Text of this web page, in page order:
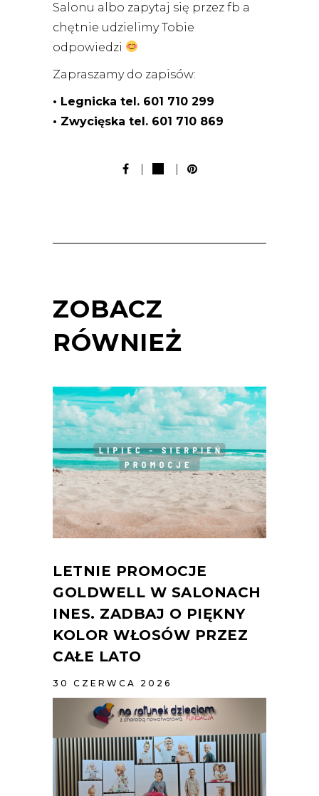
Salonu albo zapytaj się przez fb a
chętnie udzielimy Tobie
odpowiedzi
Zapraszamy do zapisów:
• Legnicka tel. 601 710 299
• Zwycięska tel. 601 710 869
ZOBACZ
RÓWNIEŻ
LETNIE PROMOCJE
GOLDWELL W SALONACH
INES. ZADBAJ O PIĘKNY
KOLOR WŁOSÓW PRZEZ
CAŁE LATO
30 CZERWCA 2026